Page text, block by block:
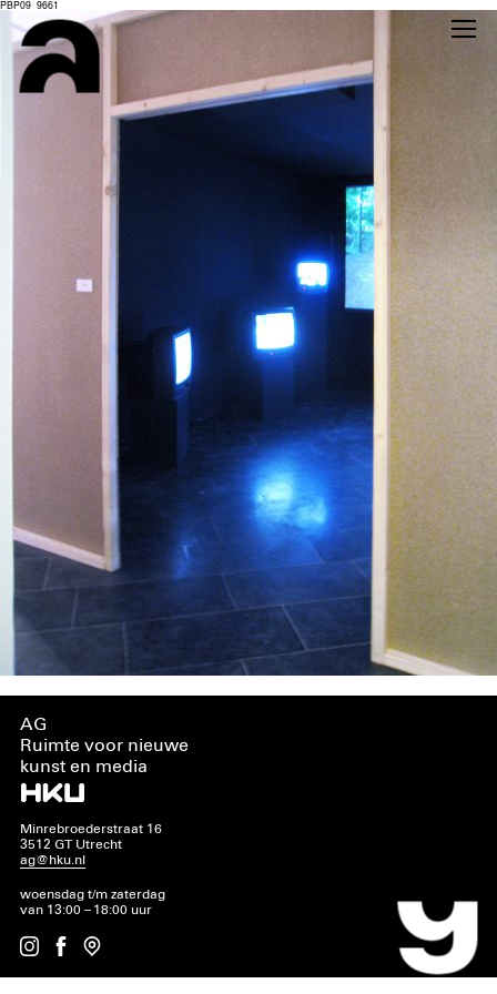
PBP09_9661
AG
Ruimte voor nieuwe
kunst en media
Minrebroederstraat 16
3512 GT Utrecht
ag@hku.nl
woensdag t/m zaterdag
van 13:00 – 18:00 uur